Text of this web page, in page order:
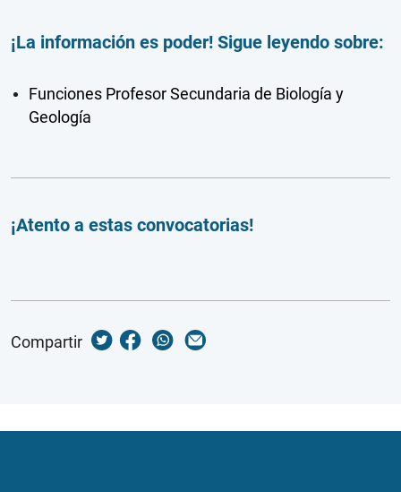
¡La información es poder! Sigue leyendo sobre:
Funciones Profesor Secundaria de Biología y
Geología
¡Atento a estas convocatorias!
Compartir